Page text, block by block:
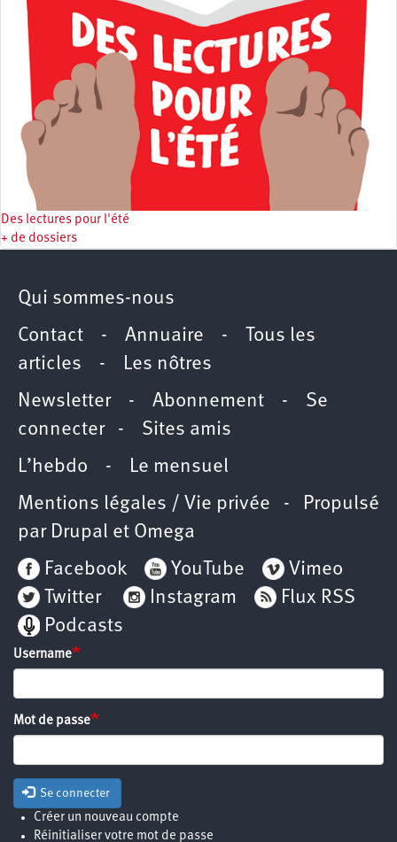
Des lectures pour l'été
+ de dossiers
Qui sommes-nous
Contact - Annuaire -
Tous les
articles -
Les nôtres
Newsletter- Abonnement - Se
connecter- Sites amis
L’hebdo -
Le mensuel
Mentions légales / Vie privée - Propulsé
par Drupal et Omega
Facebook
YouTube
Vimeo
Twitter
Instagram
Flux RSS
Podcasts
Username
Mot de passe
Se connecter
Créer un nouveau compte
Réinitialiser votre mot de passe